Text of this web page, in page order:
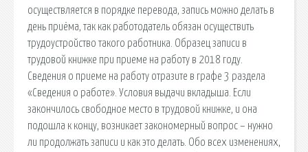
осуществляется в порядке перевода, запись можно делать в
день приёма, так как работодатель обязан осуществить
трудоустройство такого работника. Образец записи в
трудовой книжке при приеме на работу в 2018 году.
Сведения о приеме на работу отразите в графе 3 раздела
«Сведения о работе». Условия выдачи вкладыша. Если
закончилось свободное место в трудовой книжке, и она
подошла к концу, возникает закономерный вопрос – нужно
ли продолжать записи и как это делать. Обо всех изменениях,